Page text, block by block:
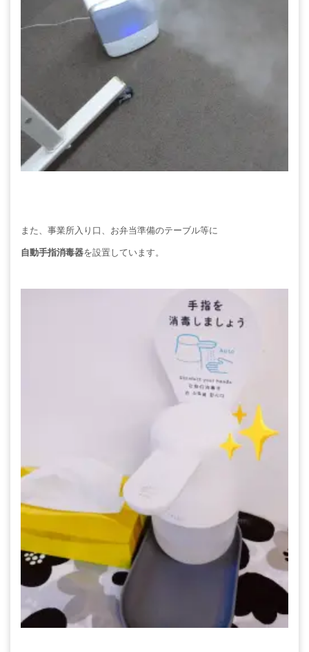
また、事業所入り口、お弁当準備のテーブル等に
自動手指消毒器を設置しています。